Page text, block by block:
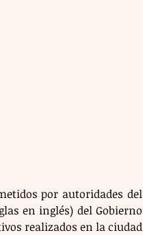
por autoridades del
en inglés) del Gobierno
realizados en la ciudad